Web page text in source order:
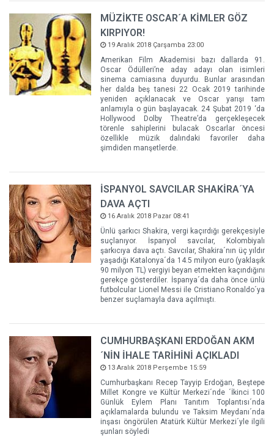
MÜZİKTE OSCAR´A KİMLER GÖZ
KIRPIYOR!
19 Aralık 2018 Çarşamba 23:00
Amerikan Film Akademisi bazı dallarda 91.
Oscar Ödülleri’ne aday adayı olan isimleri
sinema camiasına duyurdu. Bunlar arasından
her dalda beş tanesi 22 Ocak 2019 tarihinde
yeniden açıklanacak ve Oscar yarışı tam
anlamıyla o gün başlayacak. 24 Şubat 2019 ‘da
Hollywood Dolby Theatre’da gerçekleşecek
törenle sahiplerini bulacak Oscarlar öncesi
özellikle müzik dalındaki favoriler daha
şimdiden manşetlerde.
İSPANYOL SAVCILAR SHAKİRA´YA
DAVA AÇTI
16 Aralık 2018 Pazar 08:41
Ünlü şarkıcı Shakira, vergi kaçırdığı gerekçesiyle
suçlanıyor. İspanyol savcılar, Kolombiyalı
şarkıcıya dava açtı. Savcılar, Shakira´nın üç yıldır
yaşadığı Katalonya´da 14.5 milyon euro (yaklaşık
90 milyon TL) vergiyi beyan etmekten kaçındığını
gerekçe gösterdiler. İspanya´da daha önce ünlü
futbolcular Lionel Messi ile Cristiano Ronaldo´ya
benzer suçlamayla dava açılmıştı.
CUMHURBAŞKANI ERDOĞAN AKM
´NİN İHALE TARİHİNİ AÇIKLADI
13 Aralık 2018 Perşembe 15:59
Cumhurbaşkanı Recep Tayyip Erdoğan, Beştepe
Millet Kongre ve Kültür Merkezi´nde ´İkinci 100
Günlük Eylem Planı Tanıtım Toplantısı´nda
açıklamalarda bulundu ve Taksim Meydanı´nda
inşası öngörülen Atatürk Kültür Merkezi´yle ilgili
şunları söyledi